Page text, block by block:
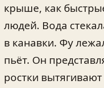
крыше, как
людей. Вода
в канавки. Фу
пьёт. Он
ростки